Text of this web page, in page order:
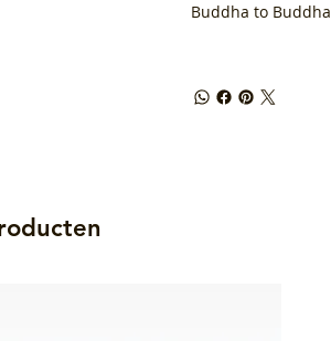
Buddha to Buddha